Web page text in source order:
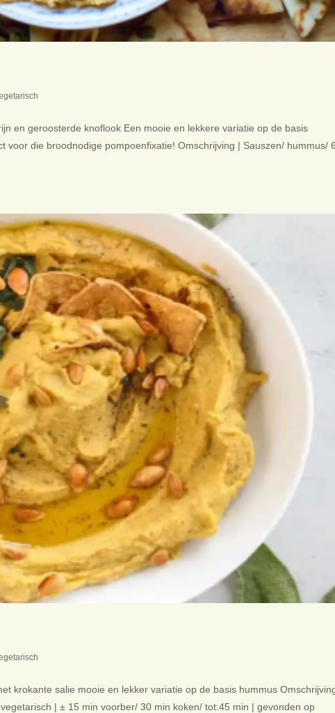
en geroosterde knoflook Een mooie en lekkere variatie op de basis
voor die broodnodige pompoenfixatie! Omschrijving | Sauszen/ hummus/
krokante salie mooie en lekker variatie op de basis hummus
| ± 15 min voorber/ 30 min koken/ tot:45 min | gevonden op